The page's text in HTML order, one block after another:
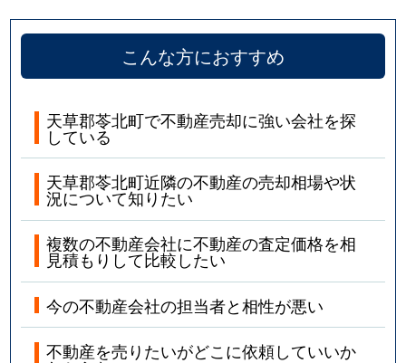
こんな方におすすめ
天草郡苓北町で不動産売却に強い会社を探
している
天草郡苓北町近隣の不動産の売却相場や状
況について知りたい
複数の不動産会社に不動産の査定価格を相
見積もりして比較したい
今の不動産会社の担当者と相性が悪い
不動産を売りたいがどこに依頼していいか